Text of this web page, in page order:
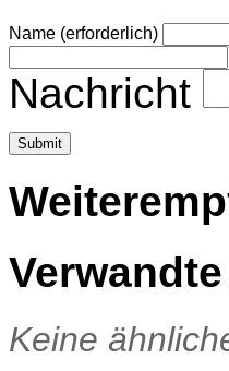
Name (erforderlich)
Nachricht
Keine